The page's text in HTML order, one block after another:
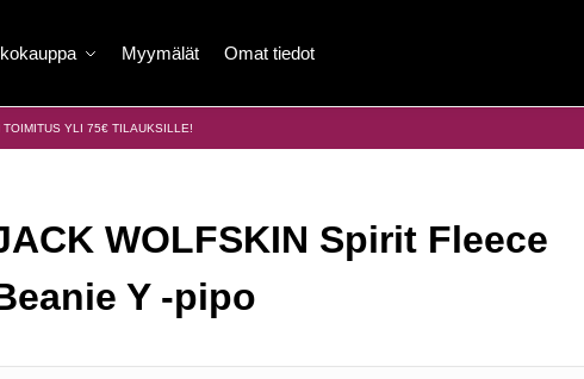
Myymälät Omat tiedot
TOIMITUS YLI 75€ TILAUKSILLE!
WOLFSKIN Spirit Fleece
Y -pipo